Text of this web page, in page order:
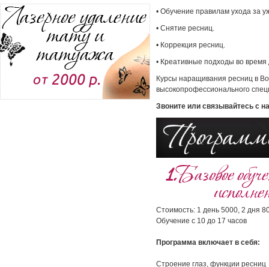
• Обучение правилам ухода за
• Снятие ресниц.
• Коррекция ресниц.
• Креативные подходы во время
Курсы наращивания ресниц в
высокопрофессионального
Звоните или связывайтесь с
1.Базовое
Стоимость: 1 день 5000, 2 дня
Обучение c 10 до 17 часов
Программа включает в себя:
Строение глаз, функции ресниц